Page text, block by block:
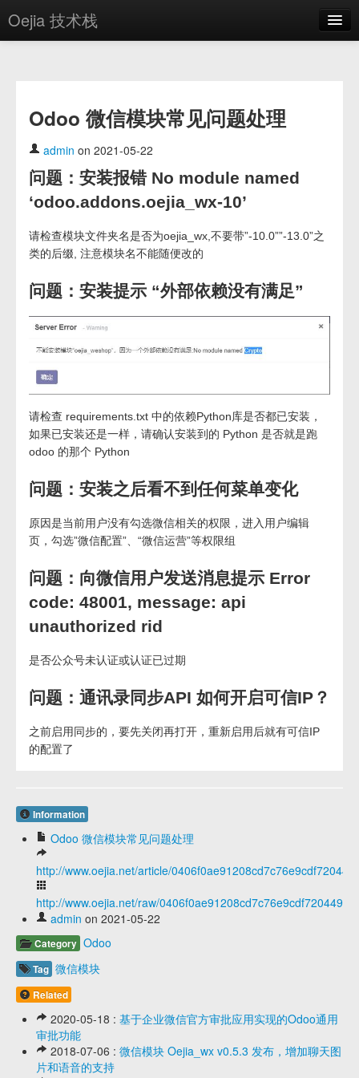
Oejia 技术栈
方案
OE学院
分享
关于
编辑器
登录
Odoo 微信模块常见问题处理
admin on 2021-05-22
问题：安装报错 No module named
‘odoo.addons.oejia_wx-10’
请检查模块文件夹名是否为oejia_wx,不要带”-10.0””-13.0”之
类的后缀, 注意模块名不能随便改的
问题：安装提示 “外部依赖没有满足”
请检查 requirements.txt 中的依赖Python库是否都已安装，
如果已安装还是一样，请确认安装到的 Python 是否就是跑
odoo 的那个 Python
问题：安装之后看不到任何菜单变化
原因是当前用户没有勾选微信相关的权限，进入用户编辑
页，勾选”微信配置”、“微信运营”等权限组
问题：向微信用户发送消息提示 Error
code: 48001, message: api
unauthorized rid
是否公众号未认证或认证已过期
问题：通讯录同步API 如何开启可信IP？
之前启用同步的，要先关闭再打开，重新启用后就有可信IP
的配置了
Information
Odoo 微信模块常见问题处理
http://www.oejia.net/article/
http://www.oejia.net/raw/0406f0ae91208cd7c76e9cdf720449d6
admin on 2021-05-22
Category Odoo
Tag 微信模块
Related
2020-05-18 : 基于企业微信官方审批应用实现的Odoo通用
审批功能
2018-07-06 : 微信模块 Oejia_wx v0.5.3 发布，增加聊天图
片和语音的支持